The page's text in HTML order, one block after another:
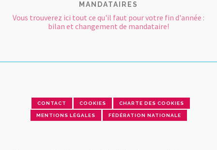
MANDATAIRES
Vous trouverez ici tout ce qu'il faut pour votre fin d'année :
bilan et changement de mandataire!
CONTACT COOKIES CHARTE DES COOKIES
MENTIONS LÉGALES FÉDÉRATION NATIONALE